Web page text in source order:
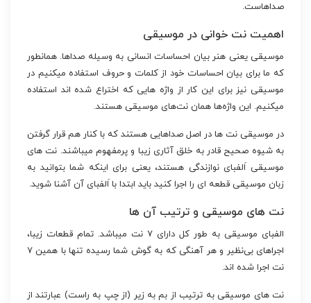
صداهاست.
اهمیت نت خوانی در موسیقی
موسیقی یعنی هنر بیان احساسات انسانی به وسیله صداها. همانطور
که ما برای بیان احساسات خود از کلمات و حروف استفاده میکنیم در
موسیقی نیز برای این کار از واژه هایی که اختراع شده اند استفاده
میکنیم. این واژه‌ها همان نت‌های موسیقی هستند.
در موسیقی نت ها در اصل صداهایی هستند که با کنار هم قرار گرفتن
به شیوه صحیح قادر به خلق آثاری زیبا و پرمفهوم میباشند. نت های
موسیقی اَلفبای نوازندگی هستند، یعنی برای اینکه شما بتوانید به
زبان موسیقی قطعه ای را اجرا کنید باید ابتدا با اَلفبای آن آشنا شوید.
نت های موسیقی و ترتیب آن ها
الفبای موسیقی به طور کل دارای ۷ نت میباشد. تمام قطعات زیبا،
اجراهای بی‌نظیر و هر آهنگی که به گوش شما رسیده تنها با همین ۷
نت اجرا شده اند.
نت های موسیقی به ترتیب از بم به زیر (از چپ به راست) عبارتند از